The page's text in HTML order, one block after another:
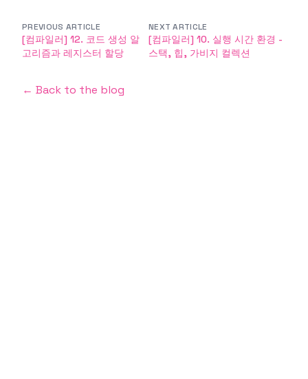
PREVIOUS ARTICLE
[컴파일러] 12. 코드 생성 알
고리즘과 레지스터 할당
NEXT ARTICLE
[컴파일러] 10. 실행 시간 환경 -
스택, 힙, 가비지 컬렉션
← Back to the blog